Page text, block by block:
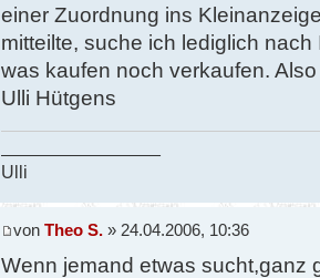
einer Zuordnung ins
mitteilte, suche ich lediglich
was kaufen noch verkaufen.
Ulli Hütgens
Ulli
von Theo S. » 24.04.2006, 10:36
Wenn jemand etwas sucht,ganz